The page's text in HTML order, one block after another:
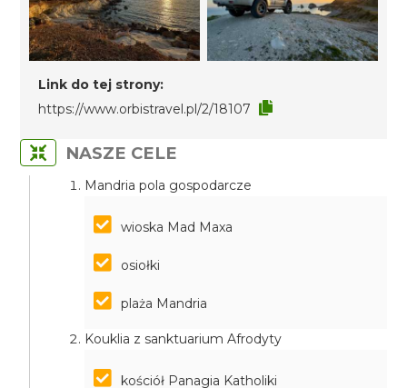
Link do tej strony:
https://www.orbistravel.pl/2/18107
NASZE CELE
Mandria pola gospodarcze
wioska Mad Maxa
osiołki
plaża Mandria
Kouklia z sanktuarium Afrodyty
kościół Panagia Katholiki